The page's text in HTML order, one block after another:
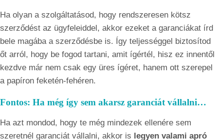
Ha olyan a szolgáltatásod, hogy rendszeresen kötsz
szerződést az ügyfeleiddel, akkor ezeket a garanciákat írd
bele magába a szerződésbe is. Így teljességgel biztosítod
őt arról, hogy be fogod tartani, amit ígértél, hisz ez innentől
kezdve már nem csak egy üres ígéret, hanem ott szerepel
a papíron feketén-fehéren.
Fontos: Ha még így sem akarsz garanciát vállalni…
Ha azt mondod, hogy te még mindezek ellenére sem
szeretnél garanciát vállalni, akkor is legyen valami apró